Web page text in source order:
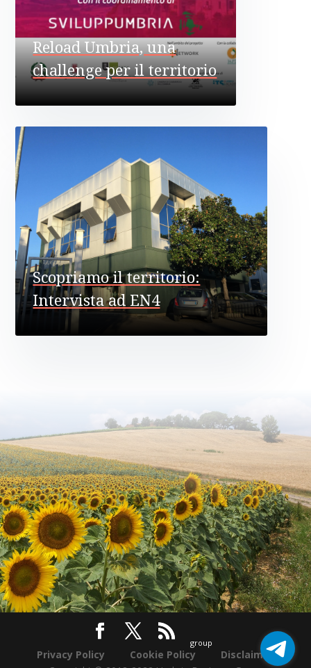
Reload Umbria, una
challenge per il territorio
Scopriamo il territorio:
Intervista ad EN4
Privacy Policy Cookie Policy
Disclaimer